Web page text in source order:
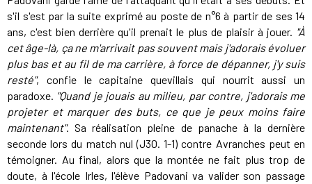
s'il s'est par la suite exprimé au poste de n°6 à partir de ses 14
ans, c'est bien derrière qu'il prenait le plus de plaisir à jouer. "À
cet âge-là, ça ne m'arrivait pas souvent mais j'adorais évoluer
plus bas et au fil de ma carrière, à force de dépanner, j'y suis
resté", confie le capitaine quevillais qui nourrit aussi un
paradoxe. "Quand je jouais au milieu, par contre, j'adorais me
projeter et marquer des buts, ce que je peux moins faire
maintenant". Sa réalisation pleine de panache à la dernière
seconde lors du match nul (J30. 1-1) contre Avranches peut en
témoigner. Au final, alors que la montée ne fait plus trop de
doute, à l'école Irles, l'élève Padovani va valider son passage